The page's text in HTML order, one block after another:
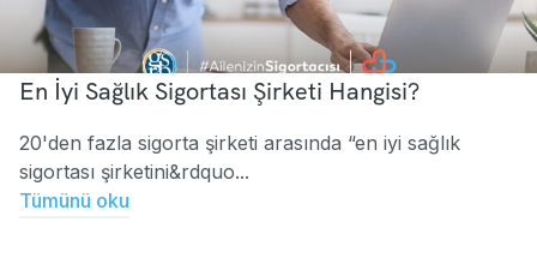
En İyi Sağlık Sigortası Şirketi Hangisi?
20'den fazla sigorta şirketi arasında “en iyi sağlık
sigortası şirketini&rdquo...
Tümünü oku